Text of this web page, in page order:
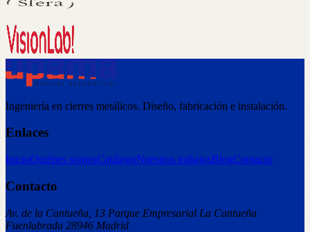
Ingeniería en cierres metálicos. Diseño, fabricación e instalación.
Enlaces
InicioQuiénes somosCatálogoNuestros trabajosBlogContacto
Contacto
Av. de la Cantueña, 13 Parque Empresarial La Cantueña
Fuenlabrada 28946 Madrid